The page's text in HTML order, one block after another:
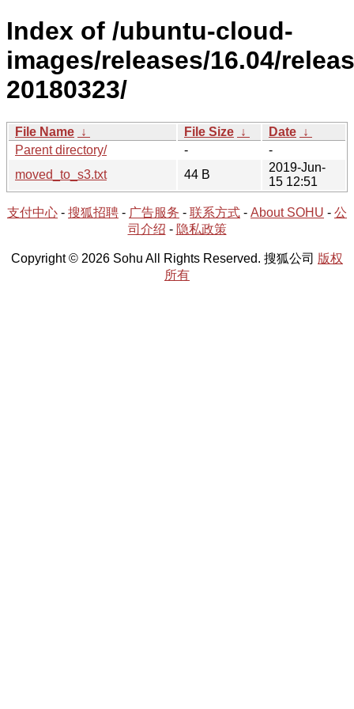
Index of /ubuntu-cloud-
images/releases/16.04/
20180323/
File Name ↓ File Size ↓ Date ↓
Parent directory/
-
-
moved_to_s3.txt
44 B
2019-Jun-
15 12:51
支付中心 - 搜狐招聘 - 广告服务 - 联系方式 - About SOHU - 公
司介绍 - 隐私政策
Copyright © 2026 Sohu All Rights Reserved. 搜狐公司 版权
所有